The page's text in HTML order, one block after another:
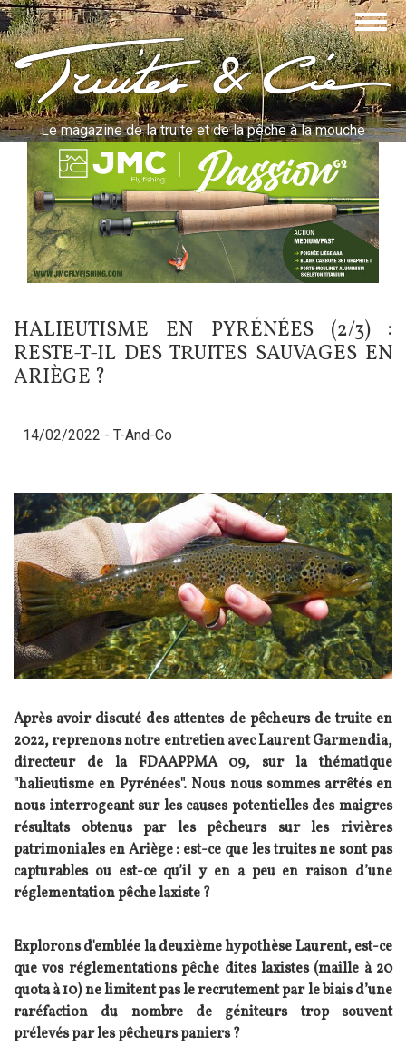
Aller
au
contenu
principalTruites & Cie
Le magazine de la truite et de la pêche à la mouche
HALIEUTISME EN PYRÉNÉES (2/3) :
RESTE-T-IL DES TRUITES SAUVAGES EN
ARIÈGE ?
14/02/2022 - T-And-Co
Après avoir discuté des attentes de pêcheurs de truite en
2022, reprenons notre entretien avec Laurent Garmendia,
directeur de la FDAAPPMA 09, sur la thématique
"halieutisme en Pyrénées". Nous nous sommes arrêtés en
nous interrogeant sur les causes potentielles des maigres
résultats obtenus par les pêcheurs sur les rivières
patrimoniales en Ariège : est-ce que les truites ne sont pas
capturables ou est-ce qu’il y en a peu en raison d’une
réglementation pêche laxiste ?
Texte
Explorons d'emblée la deuxième hypothèse Laurent, est-ce
que vos réglementations pêche dites laxistes (maille à 20
quota à 10) ne limitent pas le recrutement par le biais d’une
raréfaction du nombre de géniteurs trop souvent
prélevés par les pêcheurs paniers ?